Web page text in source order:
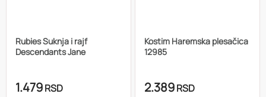
Rubies Suknja i rajf
Descendants Jane
1.479RSD
Kostim Haremska plesačica
12985
2.389RSD